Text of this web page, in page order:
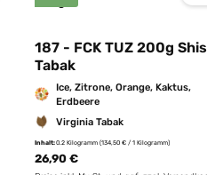
187 - FCK TUZ 200g
Tabak
Ice, Zitrone, Orange, Kaktus,
Erdbeere
Virginia Tabak
Inhalt:0.2 Kilogramm (134,50 € / 1 Kilogramm)
26,90 €